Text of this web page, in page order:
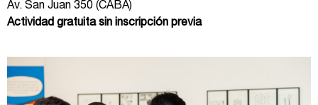
Av. San Juan 350 (CABA)
Actividad gratuita sin inscripción previa